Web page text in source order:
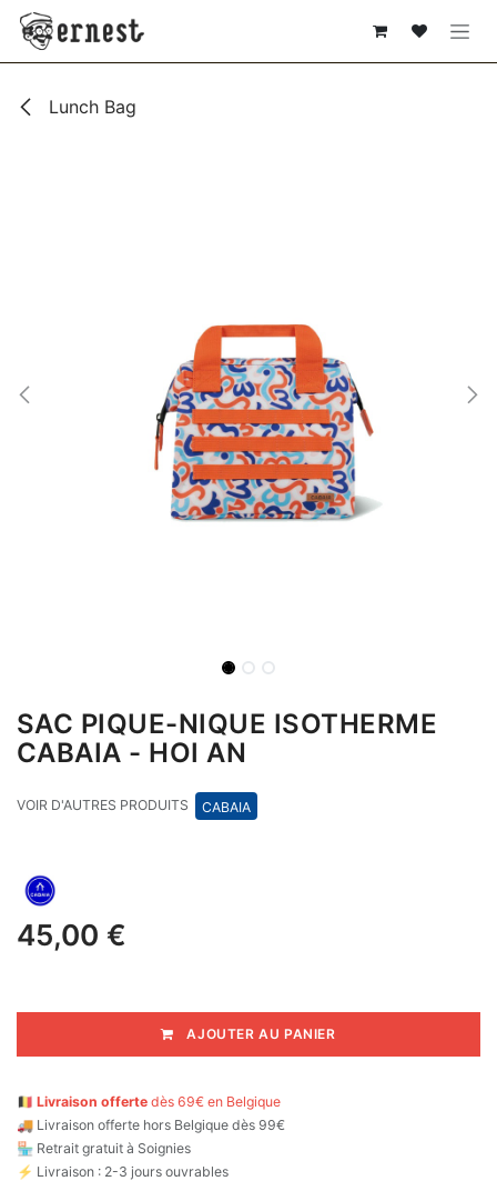
SE RENDRE AU CONTENU
Lunch Bag
SAC PIQUE-NIQUE ISOTHERME
CABAIA - HOI AN
VOIR D'AUTRES PRODUITS CABAIA
45,00 €
AJOUTER AU PANIER
🇧🇪 Livraison offerte dès 69€ en Belgique
🚚 Livraison offerte hors Belgique dès 99€
🏪 Retrait gratuit à Soignies
⚡ Livraison : 2-3 jours ouvrables